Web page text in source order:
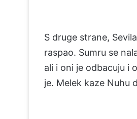
S druge strane,
raspao. Sumru se
ali i oni je odbacuju i
je. Melek kaze Nuhu